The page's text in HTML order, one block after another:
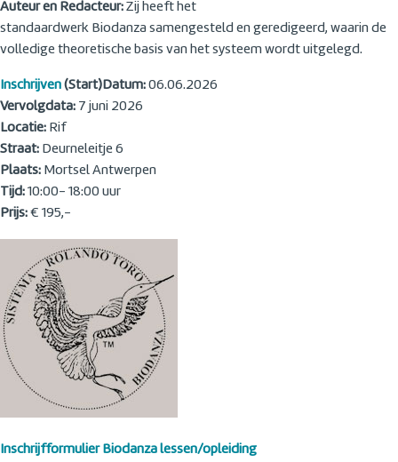
Auteur en Redacteur: Zij heeft het
standaardwerk Biodanza samengesteld en geredigeerd, waarin de
volledige theoretische basis van het systeem wordt uitgelegd.
Inschrijven (Start)Datum: 06.06.2026
Vervolgdata: 7 juni 2026
Locatie: Rif
Straat: Deurneleitje 6
Plaats: Mortsel Antwerpen
Tijd: 10:00- 18:00 uur
Prijs: € 195,-
Inschrijfformulier Biodanza lessen/opleiding